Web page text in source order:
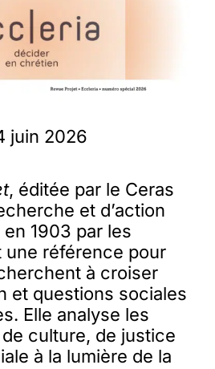
juin 2026
, éditée par le Ceras
et d’action
1903 par les
référence pour
à croiser
et questions sociales
Elle analyse les
culture, de justice
à la lumière de la